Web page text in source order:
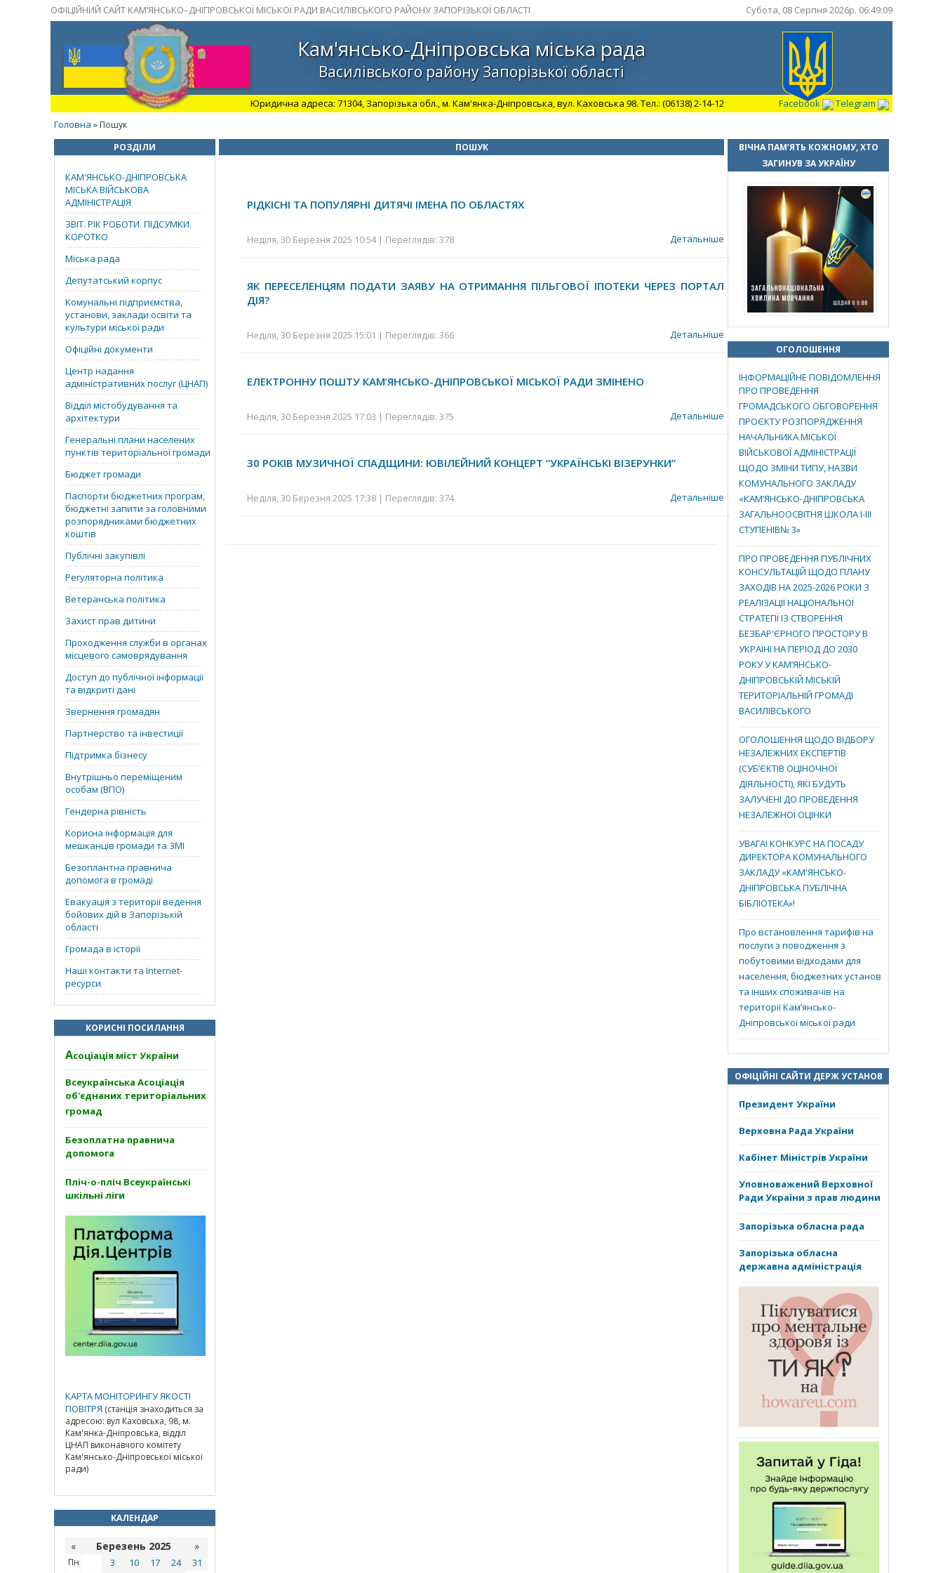
ОФІЦІЙНИЙ САЙТ КАМ’ЯНСЬКО–ДНІПРОВСЬКОЇ МІСЬКОЇ РАДИ ВАСИЛІВСЬКОГО РАЙОНУ ЗАПОРІЗЬКОЇ ОБЛАСТІ Субота, 08 Серпня 2026р. 06:49:10
Кам'янсько-Дніпровська міська рада
Василівського району Запорізької області
Юридична адреса: 71304, Запорізька обл., м. Кам'янка-Дніпровська, вул. Каховська 98. Тел.: (06138) 2-14-12 Facebook
Telegram
Головна » Пошук
РОЗДІЛИ
КАМ'ЯНСЬКО-ДНІПРОВСЬКА
МІСЬКА ВІЙСЬКОВА
АДМІНІСТРАЦІЯ
ЗВІТ. РІК РОБОТИ. ПІДСУМКИ.
КОРОТКО
Міська рада
Депутатський корпус
Комунальні підприємства,
установи, заклади освіти та
культури міської ради
Офіційні документи
Центр надання
адміністративних послуг (ЦНАП)
Відділ містобудування та
архітектури
Генеральні плани населених
пунктів територіальної громади
Бюджет громади
Паспорти бюджетних програм,
бюджетні запити за головними
розпорядниками бюджетних
коштів
Публічні закупівлі
Регуляторна політика
Ветеранська політика
Захист прав дитини
Проходження служби в органах
місцевого самоврядування
Доступ до публічної інформації
та відкриті дані
Звернення громадян
Партнерство та інвестиції
Підтримка бізнесу
Внутрішньо переміщеним
особам (ВПО)
Гендерна рівність
Корисна інформація для
мешканців громади та ЗМІ
Безоплантна правнича
допомога в громаді
Евакуація з території ведення
бойових дій в Запорізькій
області
Громада в історії
Наші контакти та Internet-
ресурси
КОРИСНІ ПОСИЛАННЯ
Асоціація міст України
Всеукраїнська Асоціація
об'єднаних територіальних
громад
Безоплатна правнича
допомога
Пліч-о-пліч Всеукраїнські
шкільні ліги
КАРТА МОНІТОРИНГУ ЯКОСТІ
ПОВІТРЯ (станція знаходиться за
адресою: вул Каховська, 98, м.
Кам'янка-Дніпровська, відділ
ЦНАП виконавчого комітету
Кам'янсько-Дніпровської міської
ради)
КАЛЕНДАР
« Березень 2025 »
Пн 3 10 17 24 31
ПОШУК
РІДКІСНІ ТА ПОПУЛЯРНІ ДИТЯЧІ ІМЕНА ПО ОБЛАСТЯХ
Неділя, 30 Березня 2025 10:54 | Переглядів: 378 Детальніше
ЯК ПЕРЕСЕЛЕНЦЯМ ПОДАТИ ЗАЯВУ НА ОТРИМАННЯ ПІЛЬГОВОЇ ІПОТЕКИ ЧЕРЕЗ ПОРТАЛ
ДІЯ?
Неділя, 30 Березня 2025 15:01 | Переглядів: 366 Детальніше
ЕЛЕКТРОННУ ПОШТУ КАМ’ЯНСЬКО-ДНІПРОВСЬКОЇ МІСЬКОЇ РАДИ ЗМІНЕНО
Неділя, 30 Березня 2025 17:03 | Переглядів: 375 Детальніше
30 РОКІВ МУЗИЧНОЇ СПАДЩИНИ: ЮВІЛЕЙНИЙ КОНЦЕРТ “УКРАЇНСЬКІ ВІЗЕРУНКИ”
Неділя, 30 Березня 2025 17:38 | Переглядів: 374 Детальніше
ВІЧНА ПАМ’ЯТЬ КОЖНОМУ, ХТО
ЗАГИНУВ ЗА УКРАЇНУ
ОГОЛОШЕННЯ
ІНФОРМАЦІЙНЕ ПОВІДОМЛЕННЯ
ПРО ПРОВЕДЕННЯ
ГРОМАДСЬКОГО ОБГОВОРЕННЯ
ПРОЄКТУ РОЗПОРЯДЖЕННЯ
НАЧАЛЬНИКА МІСЬКОЇ
ВІЙСЬКОВОЇ АДМІНІСТРАЦІЇ
ЩОДО ЗМІНИ ТИПУ, НАЗВИ
КОМУНАЛЬНОГО ЗАКЛАДУ
«КАМ’ЯНСЬКО-ДНІПРОВСЬКА
ЗАГАЛЬНООСВІТНЯ ШКОЛА І-ІІІ
СТУПЕНІВ№ 3»
ПРО ПРОВЕДЕННЯ ПУБЛІЧНИХ
КОНСУЛЬТАЦІЙ ЩОДО ПЛАНУ
ЗАХОДІВ НА 2025-2026 РОКИ З
РЕАЛІЗАЦІЇ НАЦІОНАЛЬНОЇ
СТРАТЕГІЇ ІЗ СТВОРЕННЯ
БЕЗБАР'ЄРНОГО ПРОСТОРУ В
УКРАЇНІ НА ПЕРІОД ДО 2030
РОКУ У КАМ’ЯНСЬКО-
ДНІПРОВСЬКІЙ МІСЬКІЙ
ТЕРИТОРІАЛЬНІЙ ГРОМАДІ
ВАСИЛІВСЬКОГО
ОГОЛОШЕННЯ ЩОДО ВІДБОРУ
НЕЗАЛЕЖНИХ ЕКСПЕРТІВ
(СУБ’ЄКТІВ ОЦІНОЧНОЇ
ДІЯЛЬНОСТІ), ЯКІ БУДУТЬ
ЗАЛУЧЕНІ ДО ПРОВЕДЕННЯ
НЕЗАЛЕЖНОЇ ОЦІНКИ
УВАГА! КОНКУРС НА ПОСАДУ
ДИРЕКТОРА КОМУНАЛЬНОГО
ЗАКЛАДУ «КАМ'ЯНСЬКО-
ДНІПРОВСЬКА ПУБЛІЧНА
БІБЛІОТЕКА»!
Про встановлення тарифів на
послуги з поводження з
побутовими відходами для
населення, бюджетних установ
та інших споживачів на
території Кам’янсько-
Дніпровської міської ради
ОФІЦІЙНІ САЙТИ ДЕРЖ УСТАНОВ
Президент України
Верховна Рада України
Кабінет Міністрів України
Уповноважений Верховної
Ради України з прав людини
Запорізька обласна рада
Запорізька обласна
державна адміністрація